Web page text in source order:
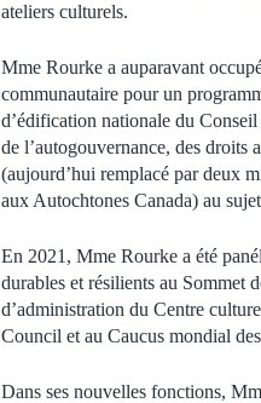
ateliers culturels.
Mme Rourke a auparavant
communautaire pour un
d’édification nationale du
de l’autogouvernance, des droits
(aujourd’hui remplacé par deux
aux Autochtones Canada) au
En 2021, Mme Rourke a été
durables et résilients au Sommet
d’administration du Centre
Council et au Caucus mondial
Dans ses nouvelles fonctions,